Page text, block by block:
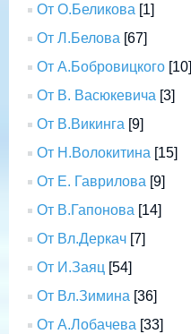
От О.Беликова [1]
От Л.Белова [67]
От А.Бобровицкого [10]
От В. Васюкевича [3]
От В.Викинга [9]
От Н.Волокитина [15]
От Е. Гаврилова [9]
От В.Гапонова [14]
От Вл.Деркач [7]
От И.Заяц [54]
От Вл.Зимина [36]
От А.Лобачева [33]